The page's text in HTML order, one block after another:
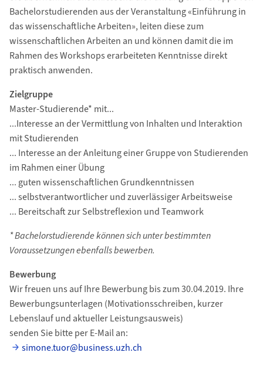
Bachelorstudierenden aus der Veranstaltung «Einführung in
das wissenschaftliche Arbeiten», leiten diese zum
wissenschaftlichen Arbeiten an und können damit die im
Rahmen des Workshops erarbeiteten Kenntnisse direkt
praktisch anwenden.
Zielgruppe
Master-Studierende* mit...
...Interesse an der Vermittlung von Inhalten und Interaktion
mit Studierenden
... Interesse an der Anleitung einer Gruppe von Studierenden
im Rahmen einer Übung
... guten wissenschaftlichen Grundkenntnissen
... selbstverantwortlicher und zuverlässiger Arbeitsweise
... Bereitschaft zur Selbstreflexion und Teamwork
* Bachelorstudierende können sich unter bestimmten
Voraussetzungen ebenfalls bewerben.
Bewerbung
Wir freuen uns auf Ihre Bewerbung bis zum 30.04.2019. Ihre
Bewerbungsunterlagen (Motivationsschreiben, kurzer
Lebenslauf und aktueller Leistungsausweis)
senden Sie bitte per E-Mail an:
simone.tuor@business.uzh.ch